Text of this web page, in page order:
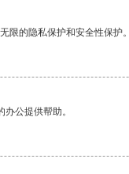
限的隐私保护和安全性保护
公提供帮助。